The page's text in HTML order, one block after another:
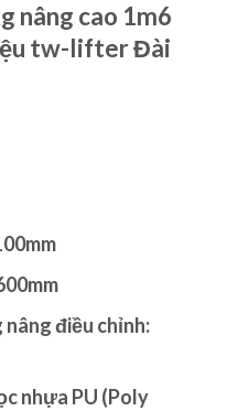
nâng cao 1m6
tw-lifter Đài
nâng điều chỉnh:
nhựa PU (Poly